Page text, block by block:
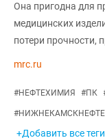
Она пригодна для
медицинских
потери прочности,
mrc.ru
#НЕФТЕХИМИЯ #ПК
#
+Добавить все